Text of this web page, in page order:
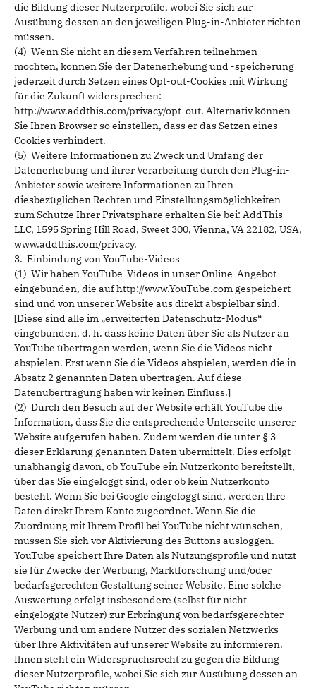
die Bildung dieser Nutzerprofile, wobei Sie sich zur
Ausübung dessen an den jeweiligen Plug-in-Anbieter richten
müssen.
(4) Wenn Sie nicht an diesem Verfahren teilnehmen
möchten, können Sie der Datenerhebung und -speicherung
jederzeit durch Setzen eines Opt-out-Cookies mit Wirkung
für die Zukunft widersprechen:
http://www.addthis.com/privacy/opt-out. Alternativ können
Sie Ihren Browser so einstellen, dass er das Setzen eines
Cookies verhindert.
(5) Weitere Informationen zu Zweck und Umfang der
Datenerhebung und ihrer Verarbeitung durch den Plug-in-
Anbieter sowie weitere Informationen zu Ihren
diesbezüglichen Rechten und Einstellungsmöglichkeiten
zum Schutze Ihrer Privatsphäre erhalten Sie bei: AddThis
LLC, 1595 Spring Hill Road, Sweet 300, Vienna, VA 22182, USA,
www.addthis.com/privacy.
3. Einbindung von YouTube-Videos
(1) Wir haben YouTube-Videos in unser Online-Angebot
eingebunden, die auf http://www.YouTube.com gespeichert
sind und von unserer Website aus direkt abspielbar sind.
[Diese sind alle im „erweiterten Datenschutz-Modus“
eingebunden, d. h. dass keine Daten über Sie als Nutzer an
YouTube übertragen werden, wenn Sie die Videos nicht
abspielen. Erst wenn Sie die Videos abspielen, werden die in
Absatz 2 genannten Daten übertragen. Auf diese
Datenübertragung haben wir keinen Einfluss.]
(2) Durch den Besuch auf der Website erhält YouTube die
Information, dass Sie die entsprechende Unterseite unserer
Website aufgerufen haben. Zudem werden die unter § 3
dieser Erklärung genannten Daten übermittelt. Dies erfolgt
unabhängig davon, ob YouTube ein Nutzerkonto bereitstellt,
über das Sie eingeloggt sind, oder ob kein Nutzerkonto
besteht. Wenn Sie bei Google eingeloggt sind, werden Ihre
Daten direkt Ihrem Konto zugeordnet. Wenn Sie die
Zuordnung mit Ihrem Profil bei YouTube nicht wünschen,
müssen Sie sich vor Aktivierung des Buttons ausloggen.
YouTube speichert Ihre Daten als Nutzungsprofile und nutzt
sie für Zwecke der Werbung, Marktforschung und/oder
bedarfsgerechten Gestaltung seiner Website. Eine solche
Auswertung erfolgt insbesondere (selbst für nicht
eingeloggte Nutzer) zur Erbringung von bedarfsgerechter
Werbung und um andere Nutzer des sozialen Netzwerks
über Ihre Aktivitäten auf unserer Website zu informieren.
Ihnen steht ein Widerspruchsrecht zu gegen die Bildung
dieser Nutzerprofile, wobei Sie sich zur Ausübung dessen an